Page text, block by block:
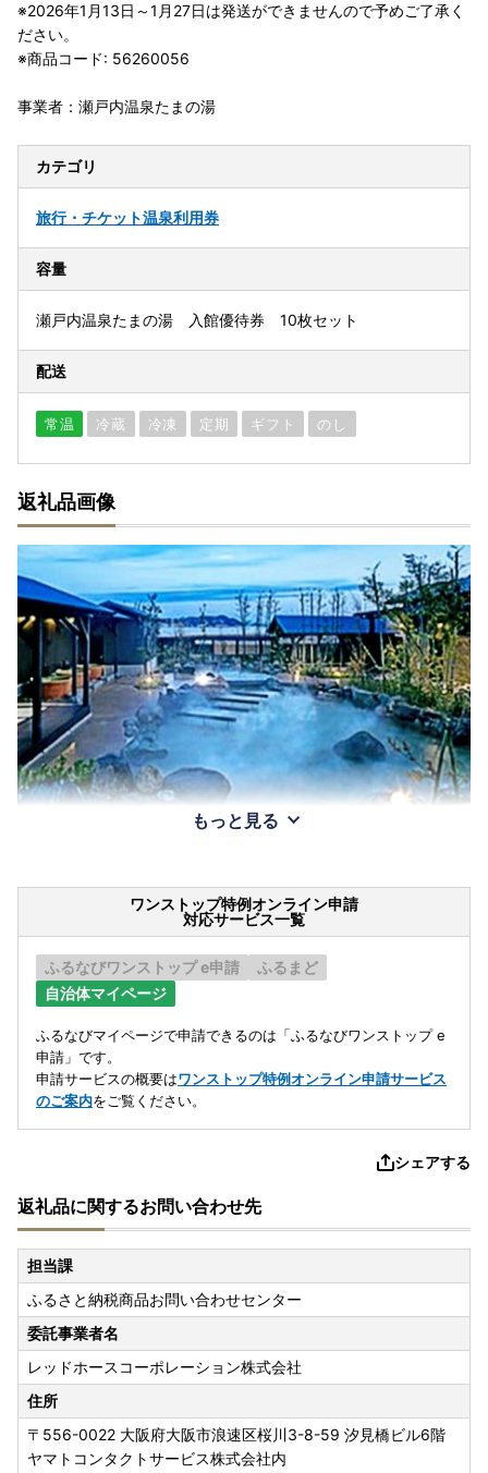
※2026年1月13日～1月27日は発送ができませんので予めご了承く
ださい。
※商品コード: 56260056
事業者：瀬戸内温泉たまの湯
カテゴリ
旅行・チケット温泉利用券
容量
瀬戸内温泉たまの湯 入館優待券 10枚セット
配送
常温 冷蔵 冷凍 定期 ギフト のし
返礼品画像
もっと見る
ワンストップ特例オンライン申請
対応サービス一覧
ふるなびワンストップ e申請
ふるまど
自治体マイページ
ふるなびマイページで申請できるのは「ふるなびワンストップ e
申請」です。
申請サービスの概要はワンストップ特例オンライン申請サービス
のご案内をご覧ください。
シェアする
返礼品に関するお問い合わせ先
担当課
ふるさと納税商品お問い合わせセンター
委託事業者名
レッドホースコーポレーション株式会社
住所
〒556-0022 大阪府大阪市浪速区桜川3-8-59 汐見橋ビル6階
ヤマトコンタクトサービス株式会社内